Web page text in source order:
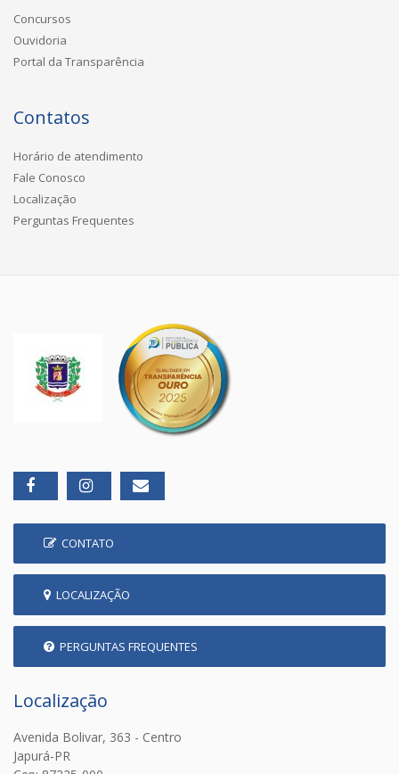
Concursos
Ouvidoria
Portal da Transparência
Contatos
Horário de atendimento
Fale Conosco
Localização
Perguntas Frequentes
CONTATO
LOCALIZAÇÃO
PERGUNTAS FREQUENTES
Localização
Avenida Bolivar, 363 - Centro
Japurá-PR